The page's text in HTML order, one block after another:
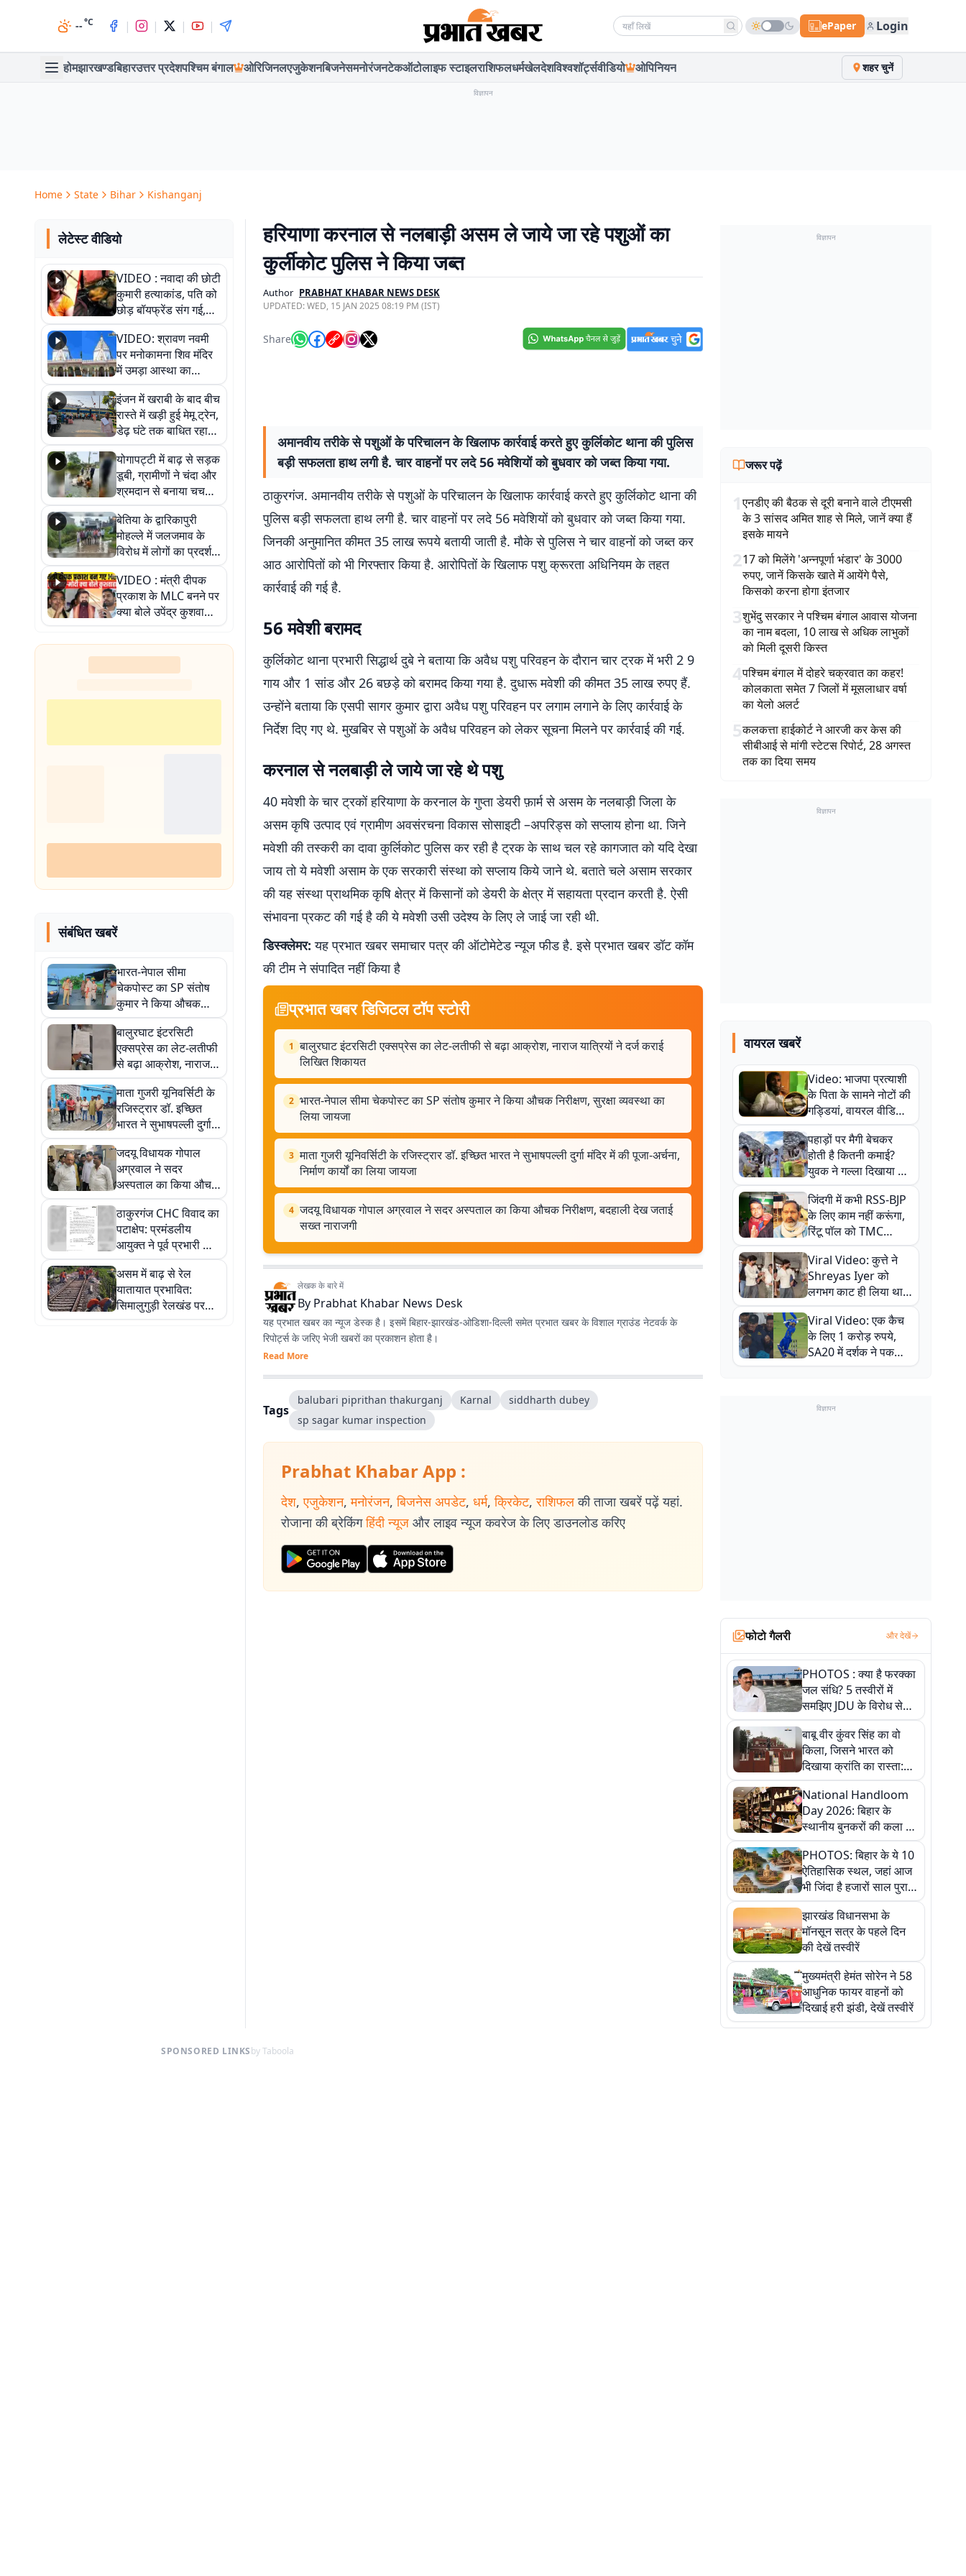
--°C | | | | Search news ePaper Login
होमझारखण्डबिहारउत्तर प्रदेशपश्चिम बंगाल ओरिजिनलएजुकेशनबिजनेसमनोरंजनटेकऑटोलाइफ स्टाइलराशिफलधर्मखेलदेशविश्वशॉर्ट्सवीडियो ओपिनियन शहर चुनें
विज्ञापन
Home State Bihar Kishanganj
लेटेस्ट वीडियो
VIDEO : नवादा की छोटी
कुमारी हत्याकांड, पति को
छोड़ बॉयफ्रेंड संग गई,
दमन में ट्रॉली बैग से मिला
सड़ा-गला शव
VIDEO: श्रावण नवमी
पर मनोकामना शिव मंदिर
में उमड़ा आस्था का
सैलाब, हर-हर महादेव के
जयघोष से गूंजा परिसर
इंजन में खराबी के बाद बीच
रास्ते में खड़ी हुई मेमू ट्रेन,
डेढ़ घंटे तक बाधित रहा
आवागमन
योगापट्टी में बाढ़ से सड़क
डूबी, ग्रामीणों ने चंदा और
श्रमदान से बनाया चचरी
पुल
बेतिया के द्वारिकापुरी
मोहल्ले में जलजमाव के
विरोध में लोगों का प्रदर्शन,
स्थायी समाधान की मांग
VIDEO : मंत्री दीपक
प्रकाश के MLC बनने पर
क्या बोले उपेंद्र कुशवाहा,
सुनिए
संबंधित खबरें
भारत-नेपाल सीमा
चेकपोस्ट का SP संतोष
कुमार ने किया औचक
निरीक्षण, सुरक्षा व्यवस्था
का लिया जायजा
बालुरघाट इंटरसिटी
एक्सप्रेस का लेट-लतीफी
से बढ़ा आक्रोश, नाराज
यात्रियों ने दर्ज कराई
लिखित शिकायत
माता गुजरी यूनिवर्सिटी के
रजिस्ट्रार डॉ. इच्छित
भारत ने सुभाषपल्ली दुर्गा
मंदिर में की पूजा-अर्चना,
निर्माण कार्यों का लिया
जायजा
जदयू विधायक गोपाल
अग्रवाल ने सदर
अस्पताल का किया औचक
निरीक्षण, बदहाली देख
जताई सख्त नाराजगी
ठाकुरगंज CHC विवाद का
पटाक्षेप: प्रमंडलीय
आयुक्त ने पूर्व प्रभारी डॉ.
अखलाकुर्रहमान को किया
बेदाग बरी, पुनः मिलेगा
प्रभार
असम में बाढ़ से रेल
यातायात प्रभावित:
सिमालुगुड़ी रेलखंड पर
जलभराव, राजधानी और
हरियाणा करनाल से नलबाड़ी असम ले जाये जा रहे पशुओं का
कुर्लीकोट पुलिस ने किया जब्त
Author PRABHAT KHABAR NEWS DESK
UPDATED:WED, 15 JAN 2025 08:19 PM (IST)
Share
अमानवीय तरीके से पशुओं के परिचालन के खिलाफ कार्रवाई करते हुए कुर्लिकोट थाना की पुलिस
बड़ी सफलता हाथ लगी है. चार वाहनों पर लदे 56 मवेशियों को बुधवार को जब्त किया गया.
ठाकुरगंज. अमानवीय तरीके से पशुओं के परिचालन के खिलाफ कार्रवाई करते हुए कुर्लिकोट थाना की
पुलिस बड़ी सफलता हाथ लगी है. चार वाहनों पर लदे 56 मवेशियों को बुधवार को जब्त किया गया.
जिनकी अनुमानित कीमत 35 लाख रूपये बतायी जाती है. मौके से पुलिस ने चार वाहनों को जब्त कर
आठ आरोपितों को भी गिरफ्तार किया है. आरोपितों के खिलाफ पशु क्रूरता अधिनियम के तहत
कार्रवाई की गई है.
56 मवेशी बरामद
कुर्लिकोट थाना प्रभारी सिद्धार्थ दुबे ने बताया कि अवैध पशु परिवहन के दौरान चार ट्रक में भरी 2 9
गाय और 1 सांड और 26 बछड़े को बरामद किया गया है. दुधारू मवेशी की कीमत 35 लाख रुपए हैं.
उन्होंने बताया कि एसपी सागर कुमार द्वारा अवैध पशु परिवहन पर लगाम लगाने के लिए कार्रवाई के
निर्देश दिए गए थे. मुखबिर से पशुओं के अवैध परिवहन को लेकर सूचना मिलने पर कार्रवाई की गई.
करनाल से नलबाड़ी ले जाये जा रहे थे पशु
40 मवेशी के चार ट्रकों हरियाणा के करनाल के गुप्ता डेयरी फ़ार्म से असम के नलबाड़ी जिला के
असम कृषि उत्पाद एवं ग्रामीण अवसंरचना विकास सोसाइटी –अपरिड्स को सप्लाय होना था. जिने
मवेशी की तस्करी का दावा कुर्लिकोट पुलिस कर रही है ट्रक के साथ चल रहे कागजात को यदि देखा
जाय तो ये मवेशी असाम के एक सरकारी संस्था को सप्लाय किये जाने थे. बताते चले असाम सरकार
की यह संस्था प्राथमिक कृषि क्षेत्र में किसानों को डेयरी के क्षेत्र में सहायता प्रदान करती है. ऐसी
संभावना प्रकट की गई है की ये मवेशी उसी उदेश्य के लिए ले जाई जा रही थी.
डिस्क्लेमर: यह प्रभात खबर समाचार पत्र की ऑटोमेटेड न्यूज फीड है. इसे प्रभात खबर डॉट कॉम
की टीम ने संपादित नहीं किया है
प्रभात खबर डिजिटल टॉप स्टोरी
1 बालुरघाट इंटरसिटी एक्सप्रेस का लेट-लतीफी से बढ़ा आक्रोश, नाराज यात्रियों ने दर्ज कराई
लिखित शिकायत
2 भारत-नेपाल सीमा चेकपोस्ट का SP संतोष कुमार ने किया औचक निरीक्षण, सुरक्षा व्यवस्था का
लिया जायजा
3 माता गुजरी यूनिवर्सिटी के रजिस्ट्रार डॉ. इच्छित भारत ने सुभाषपल्ली दुर्गा मंदिर में की पूजा-अर्चना,
निर्माण कार्यों का लिया जायजा
4 जदयू विधायक गोपाल अग्रवाल ने सदर अस्पताल का किया औचक निरीक्षण, बदहाली देख जताई
सख्त नाराजगी
लेखक के बारे में
By Prabhat Khabar News Desk
यह प्रभात खबर का न्यूज डेस्क है। इसमें बिहार-झारखंड-ओडिशा-दिल्‍ली समेत प्रभात खबर के विशाल ग्राउंड नेटवर्क के
रिपोर्ट्स के जरिए भेजी खबरों का प्रकाशन होता है।
Read More
Tags
balubari piprithan thakurganj Karnal
siddharth dubey
sp sagar kumar inspection
Prabhat Khabar App :
देश, एजुकेशन, मनोरंजन, बिजनेस अपडेट, धर्म, क्रिकेट, राशिफल की ताजा खबरें पढ़ें यहां.
रोजाना की ब्रेकिंग हिंदी न्यूज और लाइव न्यूज कवरेज के लिए डाउनलोड करिए
विज्ञापन
जरूर पढ़ें
1एनडीए की बैठक से दूरी बनाने वाले टीएमसी
के 3 सांसद अमित शाह से मिले, जानें क्या हैं
इसके मायने
217 को मिलेंगे 'अन्नपूर्णा भंडार' के 3000
रुपए, जानें किसके खाते में आयेंगे पैसे,
किसको करना होगा इंतजार
3शुभेंदु सरकार ने पश्चिम बंगाल आवास योजना
का नाम बदला, 10 लाख से अधिक लाभुकों
को मिली दूसरी किस्त
4पश्चिम बंगाल में दोहरे चक्रवात का कहर!
कोलकाता समेत 7 जिलों में मूसलाधार वर्षा
का येलो अलर्ट
5कलकत्ता हाईकोर्ट ने आरजी कर केस की
सीबीआई से मांगी स्टेटस रिपोर्ट, 28 अगस्त
तक का दिया समय
विज्ञापन
वायरल खबरें
Video: भाजपा प्रत्याशी
के पिता के सामने नोटों की
गड्डियां, वायरल वीडियो
से राजनीति में उबाल,
अजित महतो बोले- TMC
की गंदी चाल
पहाड़ों पर मैगी बेचकर
होती है कितनी कमाई?
युवक ने गल्ला दिखाया तो
नौकरी वालों के खड़े हो गए
कान
जिंदगी में कभी RSS-BJP
के लिए काम नहीं करूंगा,
रिंटू पॉल को TMC
ऑफिस में ले जाकर पीटा,
Video वायरल
Viral Video: कुत्ते ने
Shreyas Iyer को
लगभग काट ही लिया था,
न्यूजीलैंड सीरीज से पहले
बाल-बाल बचे
Viral Video: एक कैच
के लिए 1 करोड़ रुपये,
SA20 में दर्शक ने पकड़ा
एक हाथ से गजब का कैच
विज्ञापन
फोटो गैलरी और देखें
PHOTOS : क्या है फरक्का
जल संधि? 5 तस्वीरों में
समझिए JDU के विरोध से
लेकर बिहार पर असर तक
पूरी कहानी
बाबू वीर कुंवर सिंह का वो
किला, जिसने भारत को
दिखाया क्रांति का रास्ता:
तस्वीरों में देखिए
National Handloom
Day 2026: बिहार के
स्थानीय बुनकरों की कला को
सलाम, तस्वीरों में देखें
हस्तकरघा की समृद्ध परंपरा
PHOTOS: बिहार के ये 10
ऐतिहासिक स्थल, जहां आज
भी जिंदा है हजारों साल पुराना
इतिहास, एक बार जरूर घूमिए
झारखंड विधानसभा के
मॉनसून सत्र के पहले दिन
की देखें तस्वीरें
मुख्यमंत्री हेमंत सोरेन ने 58
आधुनिक फायर वाहनों को
दिखाई हरी झंडी, देखें तस्वीरें
SPONSORED LINKSby Taboola